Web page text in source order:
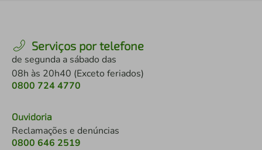
Serviços por telefone
de segunda a sábado das
08h às 20h40 (Exceto feriados)
0800 724 4770
Ouvidoria
Reclamações e denúncias
0800 646 2519